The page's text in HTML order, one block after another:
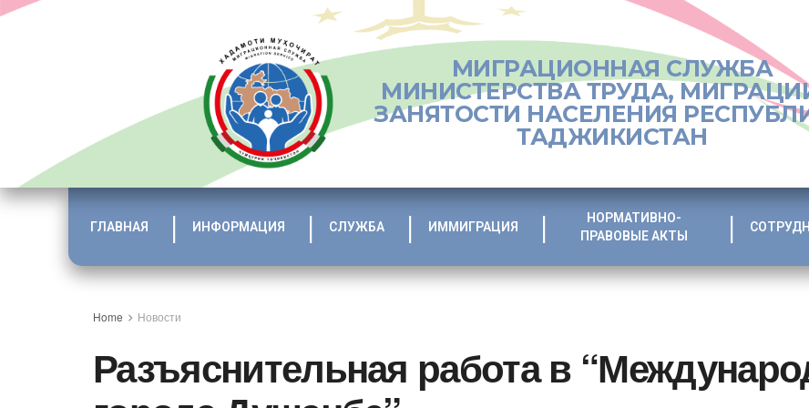
МИГРАЦИОННАЯ СЛУЖБА
МИНИСТЕРСТВА ТРУДА,
ЗАНЯТОСТИ НАСЕЛЕНИЯ
ТАДЖИКИСТАН
ГЛАВНАЯ ИНФОРМАЦИЯ СЛУЖБА ИММИГРАЦИЯ
НОРМАТИВНО-
ПРАВОВЫЕ АКТЫ
Home Новости
Разъяснительная работа в